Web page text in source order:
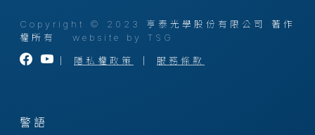
Copyright © 2023 亨泰光學股份有限公司 著作
權所有 website by TSG
隱私權政策 服務條款
警語